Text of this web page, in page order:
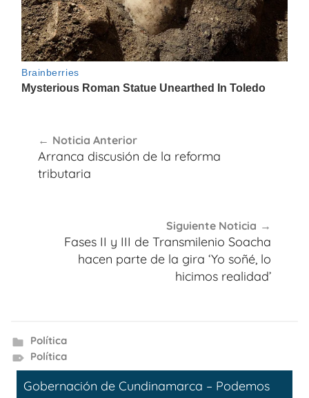
de
entradas
Noticia Anterior
Arranca discusión de la reforma
tributaria
Siguiente Noticia
Fases II y III de Transmilenio Soacha
hacen parte de la gira ‘Yo soñé, lo
hicimos realidad’
Política
Política
Gobernación de Cundinamarca – Podemos